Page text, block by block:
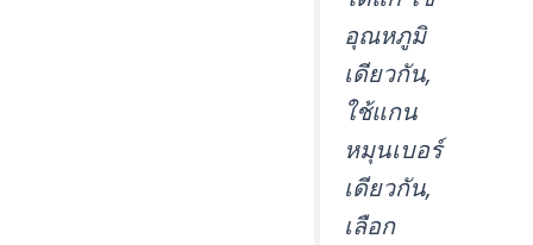
อุณหภูมิ
เดียวกัน,
ใช้แกน
หมุนเบอร์
เดียวกัน,
เลือก